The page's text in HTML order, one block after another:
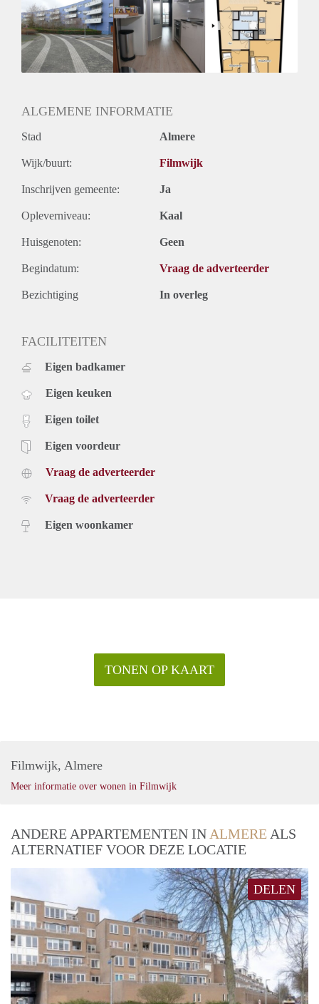
Niet mogelijk
Inkomen eis
2,9 X Maandhuur Bruto
Huurtermijn
Onbepaalde termijn
ALGEMENE INFORMATIE
Stad Almere
Wijk/buurt: Filmwijk
Inschrijven gemeente: Ja
Opleverniveau: Kaal
Huisgenoten: Geen
Begindatum: Vraag de adverteerder
Bezichtiging In overleg
FACILITEITEN
Eigen badkamer
Eigen keuken
Eigen toilet
Eigen voordeur
Vraag de adverteerder
Vraag de adverteerder
Eigen woonkamer
TONEN OP KAART
Filmwijk, Almere
Meer informatie over wonen in Filmwijk
ANDERE APPARTEMENTEN IN ALMERE ALS
ALTERNATIEF VOOR DEZE LOCATIE
DELEN